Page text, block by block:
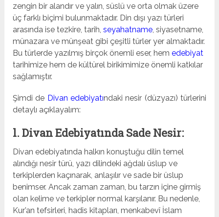
zengin bir alandır ve yalın, süslü ve orta olmak üzere
üç farklı biçimi bulunmaktadır. Din dışı yazı türleri
arasında ise tezkire, tarih,seyahatname, siyasetname,
münazara ve münşeat gibi çeşitli türler yer almaktadır.
Bu türlerde yazılmış birçok önemli eser, hemedebiyat
tarihimize hem de kültürel birikimimize önemli katkılar
sağlamıştır.
Şimdi de Divan edebiyatındaki nesir (düzyazı) türlerini
detaylı açıklayalım:
l. Divan Edebiyatında Sade Nesir:
Divan edebiyatında halkın konuştuğu dilin temel
alındığı nesir türü, yazı dilindeki ağdalı üslup ve
terkiplerden kaçınarak, anlaşılır ve sade bir üslup
benimser. Ancak zaman zaman, bu tarzın içine girmiş
olan kelime ve terkipler normal karşılanır. Bu nedenle,
Kur’an tefsirleri, hadis kitapları, menkabevî İslam